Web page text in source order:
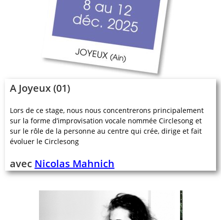
A Joyeux (01)
Lors de ce stage, nous nous concentrerons principalement
sur la forme d’improvisation vocale nommée Circlesong et
sur le rôle de la personne au centre qui crée, dirige et fait
évoluer le Circlesong
avec Nicolas Mahnich